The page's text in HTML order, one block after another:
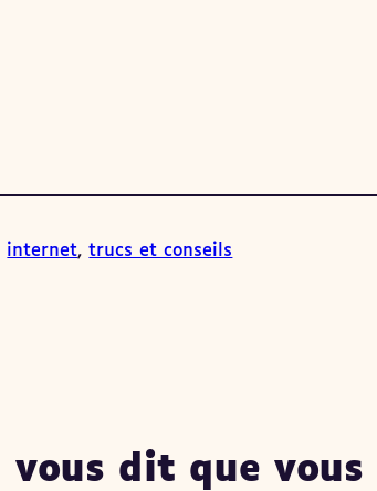
internet, trucs et conseils
vous dit que